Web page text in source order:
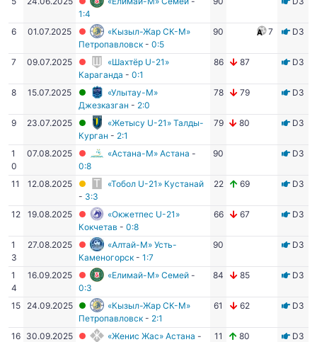
1:4
6 01.07.2025
«Кызыл-Жар СК-М»
Петропавловск- 0:5
90 7 D3
7 09.07.2025
«Шахтёр U-21»
Караганда - 0:1
86 87 D3
8 15.07.2025
«Улытау-М»
Джезказган - 2:0
78 79 D3
9 23.07.2025
«Жетысу U-21» Талды-
Курган - 2:1
79 80 D3
1
0
07.08.2025 «Астана-М» Астана -
0:8
90 D3
11 12.08.2025
«Тобол U-21» Кустанай
- 3:3
22 69 D3
12 19.08.2025
«Окжетпес U-21»
Кокчетав - 0:8
66 67 D3
1
3
27.08.2025
«Алтай-М» Усть-
Каменогорск- 1:7
90 D3
1
4
16.09.2025 «Елимай-М» Семей-
0:3
84 85 D3
15 24.09.2025
«Кызыл-Жар СК-М»
Петропавловск- 2:1
61 62 D3
16 30.09.2025 «Женис Жас» Астана -
11 80 D3